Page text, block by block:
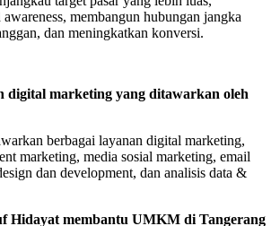
membangun hubungan jangka
dan meningkatkan konversi.
digital marketing yang ditawarkan oleh
berbagai layanan digital marketing,
marketing, media sosial marketing, email
dan development, dan analisis data &
Hidayat membantu UMKM di Tangerang